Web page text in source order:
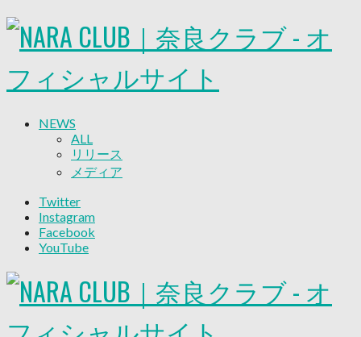
NEWS
ALL
リリース
メディア
グッズ
ファンコミュニティ
普及・育成
コラム
その他
2026/27トップチーム
Twitter
Instagram
Facebook
YouTube